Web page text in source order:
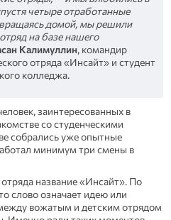
четыре отработанные
домой, мы решили
на базе нашего
Калимуллин, командир
отряда «Инсайт» и студент
колледжа.
заинтересованных в
со студенческими
собрались уже опытные
минимум три смены в
название «Инсайт». По
слово означает идею или
вожатым и детским отрядом